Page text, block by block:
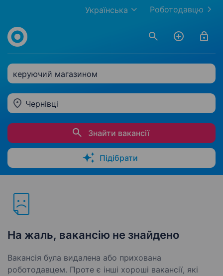
Роботодавцю
Українська
керуючий магазином
Чернівці
Знайти вакансії
Підібрати
На жаль, вакансію не знайдено
Вакансія була видалена або прихована
роботодавцем. Проте є інші хороші вакансії, які